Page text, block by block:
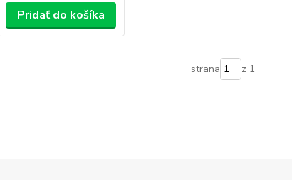
Pridať do košíka
strana z 1